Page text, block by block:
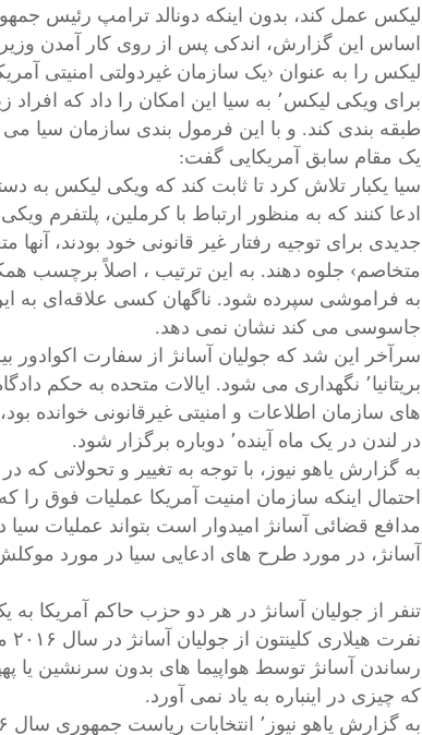
لیکس عمل کند، بدون اینکه دونالد ترامپ رئیس
لیکس را به عنوان ‹یک سازمان غیردولتی امنیتی
برای ویکی لیکس٬ به سیا این امکان را
طبقه بندی کند. و با این فرمول بندی سازمان سیا می
یک مقام سابق آمریکایی گفت:
سیا یکبار تلاش کرد تا ثابت کند که ویکی لیکس به
ادعا کنند که به منظور ارتباط با کرملین، پلتفرم
جدیدی برای توجیه رفتار غیر قانونی خود بودند،
متخاصم› جلوه دهند. به این ترتیب ، اصلاً برچسب
به فراموشی سپرده شود. ناگهان کسی علاقه‌ای به
جاسوسی می کند نشان نمی ‌دهد.
سر‌آخر این شد که جولیان آسانژ از سفارت اکوادور
بریتانیا٬ نگهداری می شود. ایالات متحده به
های سازمان اطلاعات و امنیتی غیرقانونی خوانده
در لندن در یک ماه آینده٬ دوباره برگزار شود.
مدافع قضائی آسانژ امیدوار است بتواند عملیات سیا
آسانژ، در مورد طرح های ادعایی سیا در مورد
تنفر از جولیان آسانژ در هر دو حزب حاکم آمریکا
رساندن آسانژ توسط هواپیما های بدون سرنشین یا
که چیزی در اینباره به یاد نمی آورد.